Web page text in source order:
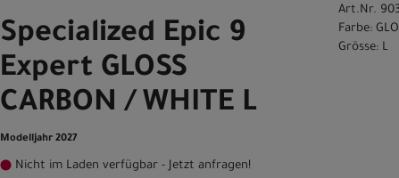
Specialized Epic 9
Expert GLOSS
CARBON / WHITE L
Modelljahr 2027
Nicht im Laden verfügbar - Jetzt anfragen!
Art.Nr.
Farbe:
Grösse: L